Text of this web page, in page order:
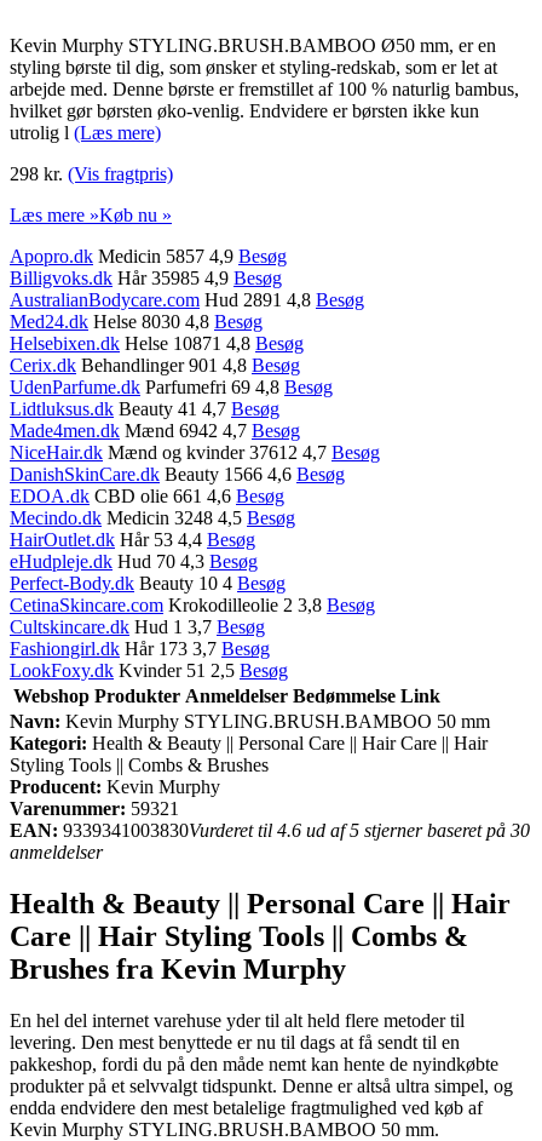
Kevin Murphy STYLING.BRUSH.BAMBOO Ø50 mm, er en
styling børste til dig, som ønsker et styling-redskab, som er let at
arbejde med. Denne børste er fremstillet af 100 % naturlig bambus,
hvilket gør børsten øko-venlig. Endvidere er børsten ikke kun
utrolig l (Læs mere)
298 kr. (Vis fragtpris)
Læs mere »Køb nu »
Apopro.dk Medicin 5857 4,9 Besøg
Billigvoks.dk Hår 35985 4,9 Besøg
AustralianBodycare.com Hud 2891 4,8 Besøg
Med24.dk Helse 8030 4,8 Besøg
Helsebixen.dk Helse 10871 4,8 Besøg
Cerix.dk Behandlinger 901 4,8 Besøg
UdenParfume.dk Parfumefri 69 4,8 Besøg
Lidtluksus.dk Beauty 41 4,7 Besøg
Made4men.dk Mænd 6942 4,7 Besøg
NiceHair.dk Mænd og kvinder 37612 4,7 Besøg
DanishSkinCare.dk Beauty 1566 4,6 Besøg
EDOA.dk CBD olie 661 4,6 Besøg
Mecindo.dk Medicin 3248 4,5 Besøg
HairOutlet.dk Hår 53 4,4 Besøg
eHudpleje.dk Hud 70 4,3 Besøg
Perfect-Body.dk Beauty 10 4 Besøg
CetinaSkincare.com Krokodilleolie 2 3,8 Besøg
Cultskincare.dk Hud 1 3,7 Besøg
Fashiongirl.dk Hår 173 3,7 Besøg
LookFoxy.dk Kvinder 51 2,5 Besøg
Webshop Produkter Anmeldelser Bedømmelse Link
Navn: Kevin Murphy STYLING.BRUSH.BAMBOO 50 mm
Kategori: Health & Beauty || Personal Care || Hair Care || Hair
Styling Tools || Combs & Brushes
Producent: Kevin Murphy
Varenummer: 59321
EAN: 9339341003830Vurderet til 4.6 ud af 5 stjerner baseret på 30
anmeldelser
Health & Beauty || Personal Care || Hair
Care || Hair Styling Tools || Combs &
Brushes fra Kevin Murphy
En hel del internet varehuse yder til alt held flere metoder til
levering. Den mest benyttede er nu til dags at få sendt til en
pakkeshop, fordi du på den måde nemt kan hente de nyindkøbte
produkter på et selvvalgt tidspunkt. Denne er altså ultra simpel, og
endda endvidere den mest betalelige fragtmulighed ved køb af
Kevin Murphy STYLING.BRUSH.BAMBOO 50 mm.